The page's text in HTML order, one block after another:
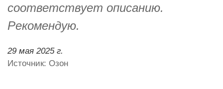
соответствует описанию.
Рекомендую.
29 мая 2025 г.
Источник: Озон